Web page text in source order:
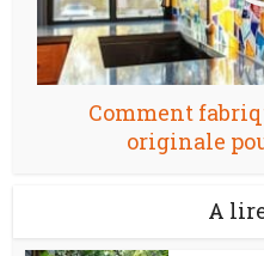
Comment
originale
A